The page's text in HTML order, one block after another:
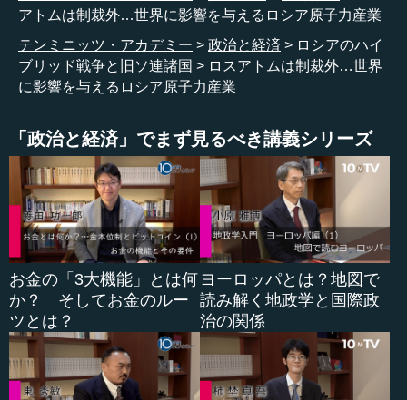
のです。生産を抑えれば抑えるほど価格が高くなるという
そして、このような産油国とロシアとの関係も強まって
いまして、サウジアラビアとUAEは今年（2024年）BRICS
（関係）は今後ますます深まっていくわけです。
このような流れに対して、ロシアに儲けさせてはいけな
いということで、欧米は2022年12月以降、石油と石油製品
の取引価格の上限設定をやっていますけれど、ロシアは手
を変え品を変え、例えば闇の船団を作って売るなどをやっ
ておりまして、ロシアには響いていないのです。
●ロシアの原発を扱う「ロスアトム」の存在
他方...
アトムは制裁外…世界に影響を与えるロシア原子力産業
テンミニッツ・アカデミー
政治と経済
ロシアのハイ
ブリッド戦争と旧ソ連諸国
ロスアトムは制裁外…世界
に影響を与えるロシア原子力産業
「政治と経済」でまず見るべき講義シリーズ
お金の「3大機能」とは何
か？ そしてお金のルー
ツとは？
ヨーロッパとは？地図で
読み解く地政学と国際政
治の関係